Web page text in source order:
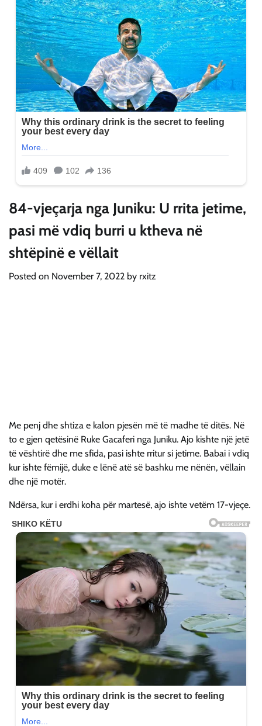
84-vjeçarja nga Juniku: U rrita jetime,
pasi më vdiq burri u ktheva në
shtëpinë e vëllait
Posted on November 7, 2022 by rxitz
Me penj dhe shtiza e kalon pjesën më të madhe të ditës. Në
to e gjen qetësinë Ruke Gacaferi nga Juniku. Ajo kishte një jetë
të vështirë dhe me sfida, pasi ishte rritur si jetime. Babai i vdiq
kur ishte fëmijë, duke e lënë atë së bashku me nënën, vëllain
dhe një motër.
Ndërsa, kur i erdhi koha për martesë, ajo ishte vetëm 17-vjeçe.